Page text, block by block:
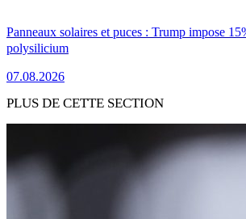
Panneaux solaires et puces : Trump impose
polysilicium
07.08.2026
PLUS DE CETTE SECTION